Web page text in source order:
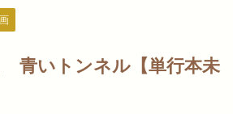
青いトンネル【単行本未